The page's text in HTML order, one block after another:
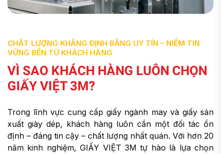
CHẤT LƯỢNG KHẲNG ĐỊNH BẰNG UY TÍN – NIỀM TIN
VỮNG BỀN TỪ KHÁCH HÀNG
VÌ SAO KHÁCH HÀNG LUÔN CHỌN
GIẤY VIỆT 3M?
Trong lĩnh vực cung cấp giấy ngành may và giấy sản
xuất giày dép, khách hàng luôn cần một đối tác ổn
định – đáng tin cậy – chất lượng nhất quán. Với hơn 20
năm kinh nghiệm, GIẤY VIỆT 3M tự hào là lựa chọn